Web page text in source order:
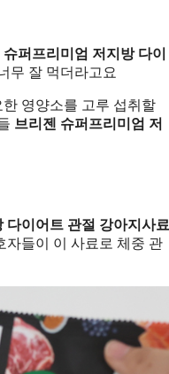
퍼프리미엄 저지방 다이
무 잘 먹더라고요
영양소를 고루 섭취할
브리젠 슈퍼프리미엄 저
다이어트 관절 강아지사료
자들이 이 사료로 체중 관